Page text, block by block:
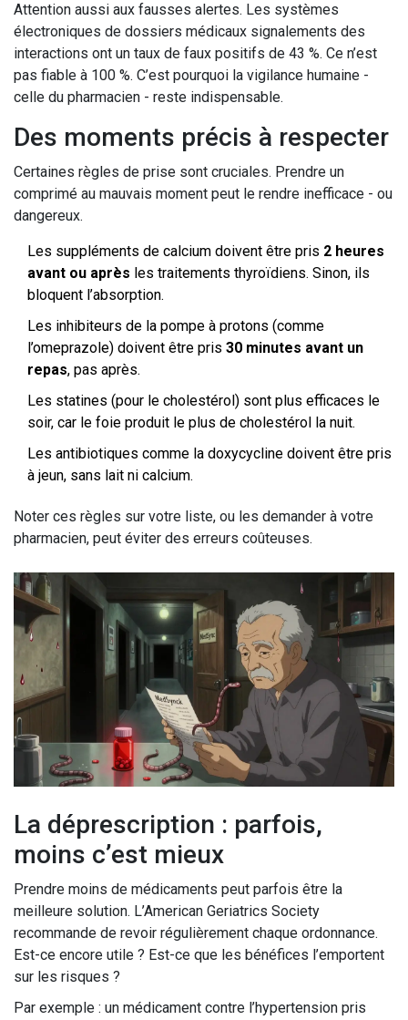
Attention aussi aux fausses alertes. Les systèmes
électroniques de dossiers médicaux signalements des
interactions ont un taux de faux positifs de 43 %. Ce n’est
pas fiable à 100 %. C’est pourquoi la vigilance humaine -
celle du pharmacien - reste indispensable.
Des moments précis à respecter
Certaines règles de prise sont cruciales. Prendre un
comprimé au mauvais moment peut le rendre inefficace - ou
dangereux.
Les suppléments de calcium doivent être pris 2 heures
avant ou après les traitements thyroïdiens. Sinon, ils
bloquent l’absorption.
Les inhibiteurs de la pompe à protons (comme
l’omeprazole) doivent être pris 30 minutes avant un
repas, pas après.
Les statines (pour le cholestérol) sont plus efficaces le
soir, car le foie produit le plus de cholestérol la nuit.
Les antibiotiques comme la doxycycline doivent être pris
à jeun, sans lait ni calcium.
Noter ces règles sur votre liste, ou les demander à votre
pharmacien, peut éviter des erreurs coûteuses.
La déprescription : parfois,
moins c’est mieux
Prendre moins de médicaments peut parfois être la
meilleure solution. L’American Geriatrics Society
recommande de revoir régulièrement chaque ordonnance.
Est-ce encore utile ? Est-ce que les bénéfices l’emportent
sur les risques ?
Par exemple : un médicament contre l’hypertension pris